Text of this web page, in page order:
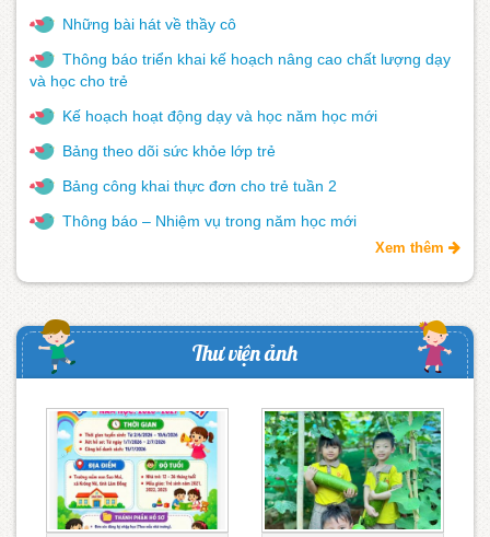
Những bài hát về thầy cô
Thông báo triển khai kế hoạch nâng cao chất lượng dạy
và học cho trẻ
Kế hoạch hoạt động dạy và học năm học mới
Bảng theo dõi sức khỏe lớp trẻ
Bảng công khai thực đơn cho trẻ tuần 2
Thông báo – Nhiệm vụ trong năm học mới
Xem thêm
Thư viện ảnh